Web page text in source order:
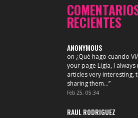
RECIENTES
ANONYMOUS
on ¿Qué hago cuando
your page Ligia, I
articles very interesting,
sharing them…”
Feb 25, 05:34
RAUL RODRIGUEZ